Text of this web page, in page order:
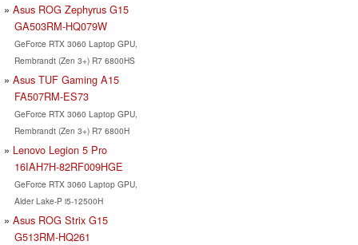
Asus ROG Zephyrus G15
GA503RM-HQ079W
GeForce RTX 3060 Laptop GPU,
Rembrandt (Zen 3+) R7 6800HS
Asus TUF Gaming A15
FA507RM-ES73
GeForce RTX 3060 Laptop GPU,
Rembrandt (Zen 3+) R7 6800H
Lenovo Legion 5 Pro
16IAH7H-82RF009HGE
GeForce RTX 3060 Laptop GPU,
Alder Lake-P i5-12500H
Asus ROG Strix G15
G513RM-HQ261